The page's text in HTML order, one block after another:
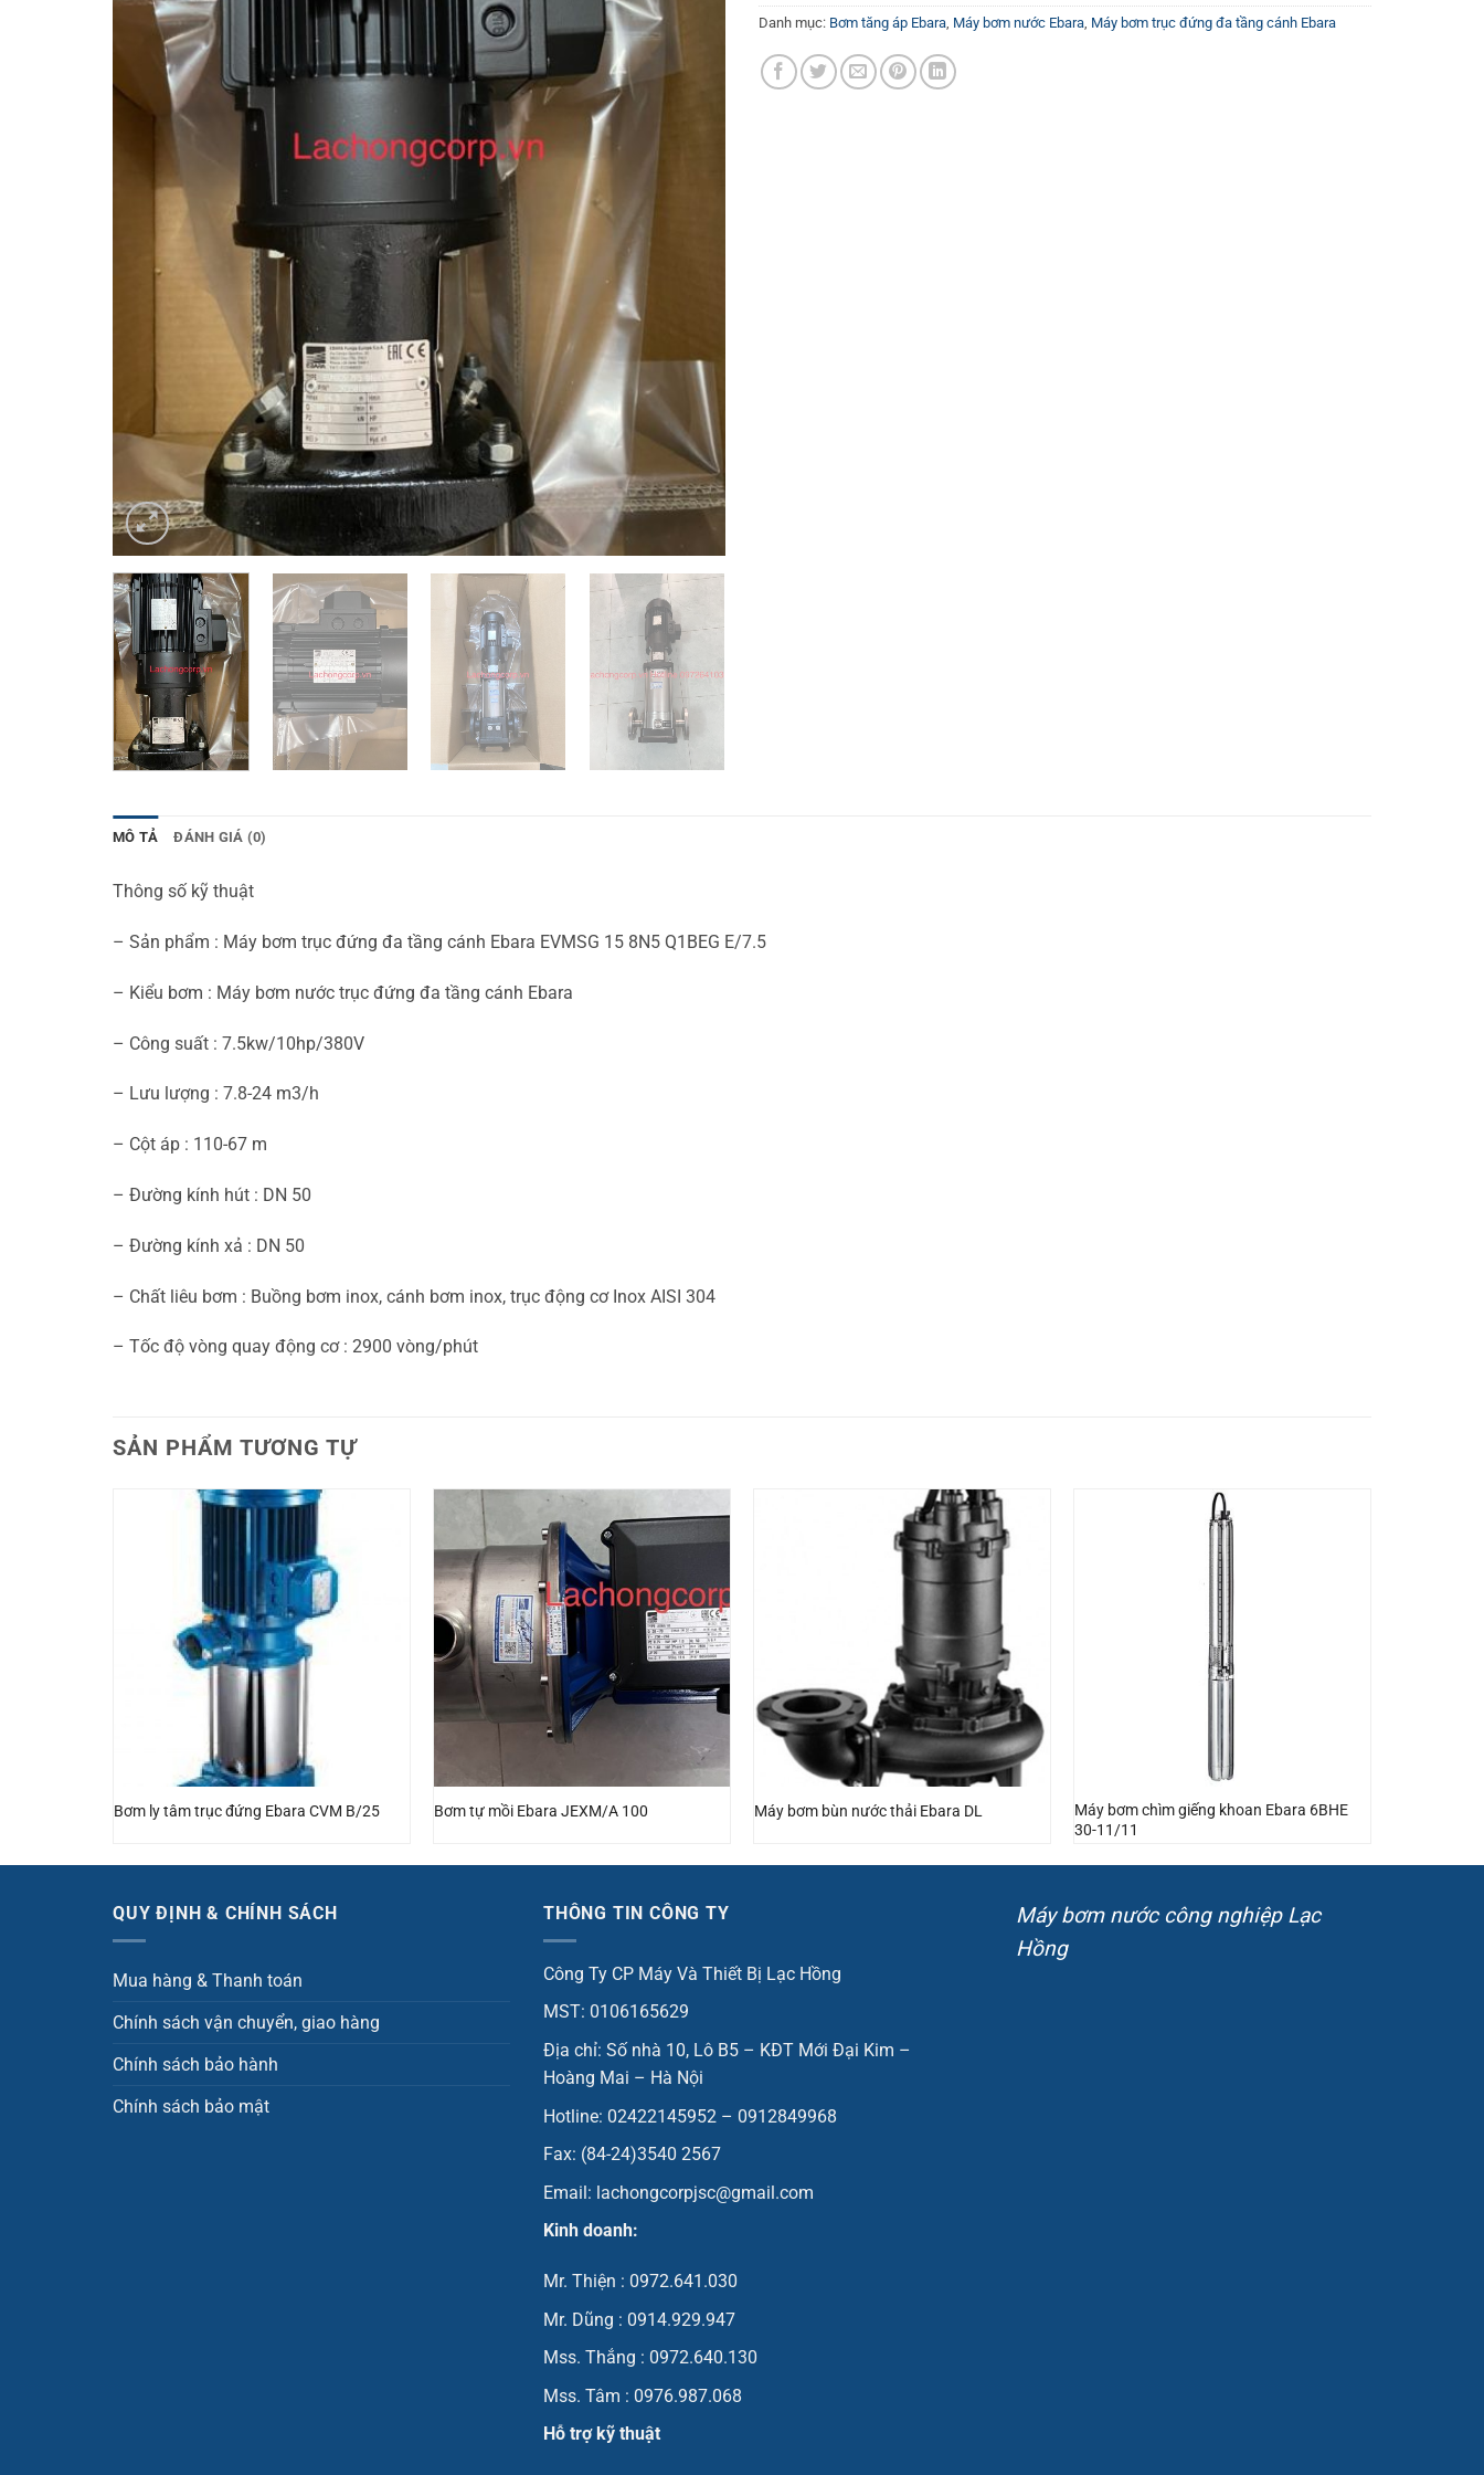
Danh mục: Bơm tăng áp Ebara Máy bơm nước Ebara Máy bơm trục đứng đa tầng cánh Ebara
MÔ TẢ ĐÁNH GIÁ (0)
Thông số kỹ thuật
– Sản phẩm : Máy bơm trục đứng đa tầng cánh Ebara EVMSG 15 8N5 Q1BEG E/7.5
– Kiểu bơm : Máy bơm nước trục đứng đa tầng cánh Ebara
– Công suất : 7.5kw/10hp/380V
– Lưu lượng : 7.8-24 m3/h
– Cột áp : 110-67 m
– Đường kính hút : DN 50
– Đường kính xả : DN 50
– Chất liêu bơm : Buồng bơm inox, cánh bơm inox, trục động cơ Inox AISI 304
– Tốc độ vòng quay động cơ : 2900 vòng/phút
SẢN PHẨM TƯƠNG TỰ
Bơm ly tâm trục đứng Ebara CVM B/25 Bơm tự mồi Ebara JEXM/A 100 Máy bơm bùn nước thải Ebara DL
Máy bơm chìm giếng khoan Ebara 6BHE
30-11/11
QUY ĐỊNH & CHÍNH SÁCH
Mua hàng & Thanh toán
Chính sách vận chuyển, giao hàng
Chính sách bảo hành
Chính sách bảo mật
THÔNG TIN CÔNG TY
Công Ty CP Máy Và Thiết Bị Lạc Hồng
MST: 0106165629
Địa chỉ: Số nhà 10, Lô B5 – KĐT Mới Đại Kim –
Hoàng Mai – Hà Nội
Hotline: 02422145952 – 0912849968
Fax: (84-24)3540 2567
Email: lachongcorpjsc@gmail.com
Kinh doanh:
Mr. Thiện : 0972.641.030
Mr. Dũng : 0914.929.947
Mss. Thắng : 0972.640.130
Mss. Tâm : 0976.987.068
Hỗ trợ kỹ thuật
Máy bơm nước công nghiệp Lạc
Hồng